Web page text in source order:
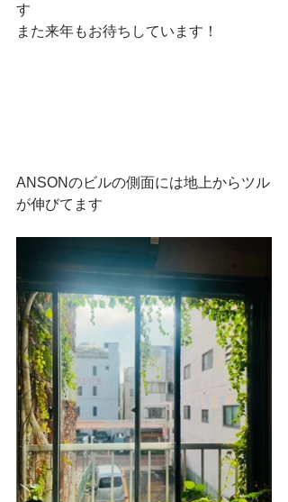
す
また来年もお待ちしています！
ANSONのビルの側面には地上からツル
が伸びてます